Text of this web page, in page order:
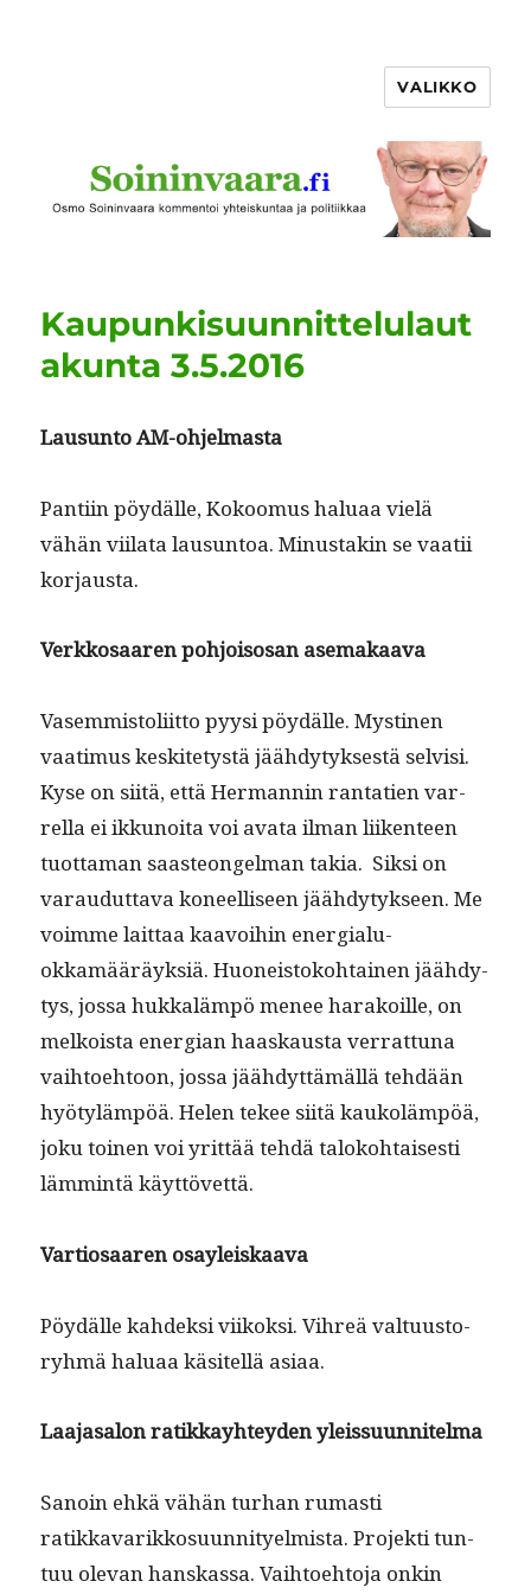
VALIKKO
Kaupunkisuunnittelulaut
akunta 3.5.2016
Lausun­to AM-ohjelmasta
Pan­ti­in pöy­dälle, Kokoomus halu­aa vielä
vähän viila­ta lausun­toa. Minus­takin se vaatii
korjausta.
Verkkosaaren pohjoisosan asemakaava
Vasem­mis­toli­it­to pyysi pöy­dälle. Mysti­nen
vaa­timus keskite­tys­tä jäähdy­tyk­ses­tä selvisi.
Kyse on siitä, että Her­man­nin ranta­tien var­
rel­la ei ikkunoi­ta voi ava­ta ilman liiken­teen
tuot­ta­man saas­teon­gel­man takia. Sik­si on
varaudut­ta­va koneel­liseen jäähdy­tyk­seen. Me
voimme lait­taa kaavoihin ener­gialu­
okkamääräyk­siä. Huoneis­toko­htainen jäähdy­
tys, jos­sa hukkaläm­pö menee harakoille, on
melkoista ener­gian haaskaus­ta ver­rat­tuna
vai­h­toe­htoon, jos­sa jäähdyt­tämäl­lä tehdään
hyötyläm­pöä. Helen tekee siitä kaukoläm­pöä,
joku toinen voi yrit­tää tehdä taloko­htais­es­ti
läm­mintä käyttövettä.
Var­tiosaaren osayleiskaava
Pöy­dälle kahdek­si viikok­si. Vihreä val­tu­us­to­
ryh­mä halu­aa käsitel­lä asiaa.
Laa­jasa­lon ratikkay­htey­den yleissuunnitelma
Sanoin ehkä vähän turhan rumasti
ratikkavarikko­su­un­ni­tyelmista. Pro­jek­ti tun­
tuu ole­van han­skas­sa. Vai­h­toe­hto­ja onkin